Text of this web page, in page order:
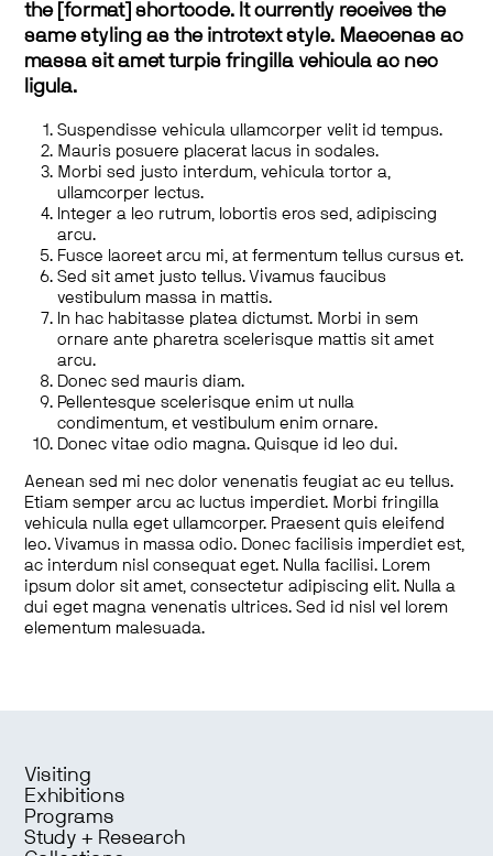
the [format] shortcode. It currently receives the
same styling as the introtext style. Maecenas ac
massa sit amet turpis fringilla vehicula ac nec
ligula.
Suspendisse vehicula ullamcorper velit id tempus.
Mauris posuere placerat lacus in sodales.
Morbi sed justo interdum, vehicula tortor a,
ullamcorper lectus.
Integer a leo rutrum, lobortis eros sed, adipiscing
arcu.
Fusce laoreet arcu mi, at fermentum tellus cursus et.
Sed sit amet justo tellus. Vivamus faucibus
vestibulum massa in mattis.
In hac habitasse platea dictumst. Morbi in sem
ornare ante pharetra scelerisque mattis sit amet
arcu.
Donec sed mauris diam.
Pellentesque scelerisque enim ut nulla
condimentum, et vestibulum enim ornare.
Donec vitae odio magna. Quisque id leo dui.
Aenean sed mi nec dolor venenatis feugiat ac eu tellus.
Etiam semper arcu ac luctus imperdiet. Morbi fringilla
vehicula nulla eget ullamcorper. Praesent quis eleifend
leo. Vivamus in massa odio. Donec facilisis imperdiet est,
ac interdum nisl consequat eget. Nulla facilisi. Lorem
ipsum dolor sit amet, consectetur adipiscing elit. Nulla a
dui eget magna venenatis ultrices. Sed id nisl vel lorem
elementum malesuada.
Visiting
Exhibitions
Programs
Study + Research